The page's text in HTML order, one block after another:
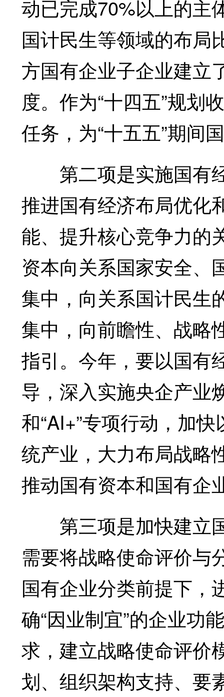
动已完成70%以上的主
国计民生等领域的布局
方国有企业子企业建立
度。作为“十四五”规划
任务，为“十五五”期间
第二项是实施国有
推进国有经济布局优化
能、提升核心竞争力的
资本向关系国家安全、
集中，向关系国计民生
集中，向前瞻性、战略
指引。今年，要以国有
导，深入实施央企产业
和“AI+”专项行动，加
统产业，大力布局战略
推动国有资本和国有企
第三项是加快建立
需要将战略使命评价与
国有企业分类前提下，
确“因业制宜”的企业功
求，建立战略使命评价
划、组织架构支持、要